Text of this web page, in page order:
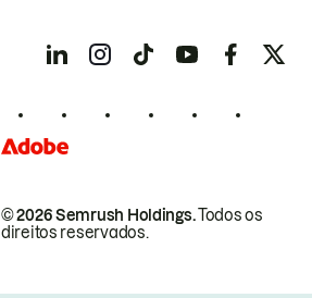
© 2026 Semrush Holdings.Todos os
direitos reservados.